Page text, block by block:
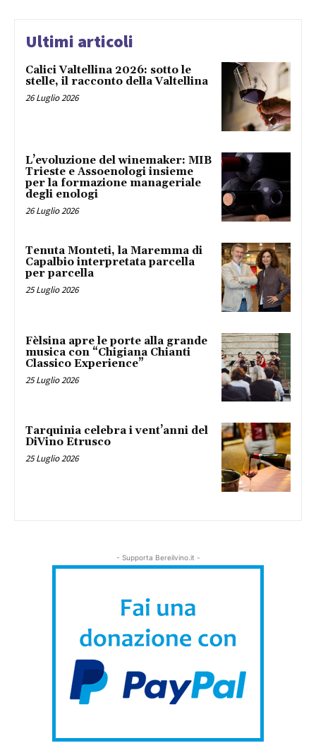
Ultimi articoli
Calici Valtellina 2026: sotto le
stelle, il racconto della Valtellina
26 Luglio 2026
L’evoluzione del winemaker: MIB
Trieste e Assoenologi insieme
per la formazione manageriale
degli enologi
26 Luglio 2026
Tenuta Monteti, la Maremma di
Capalbio interpretata parcella
per parcella
25 Luglio 2026
Fèlsina apre le porte alla grande
musica con “Chigiana Chianti
Classico Experience”
25 Luglio 2026
Tarquinia celebra i vent’anni del
DiVino Etrusco
25 Luglio 2026
- Supporta Bereilvino.it -